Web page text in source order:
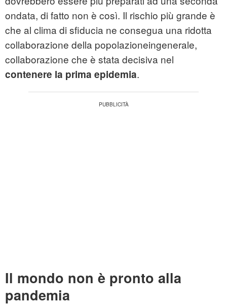
ondata, di fatto non è così. Il rischio più grande è
che al clima di sfiducia ne consegua una ridotta
collaborazione della popolazioneingenerale,
collaborazione che è stata decisiva nel
contenere la prima epidemia.
Il mondo non è pronto alla
pandemia